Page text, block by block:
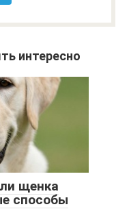
интересно
щенка
способы